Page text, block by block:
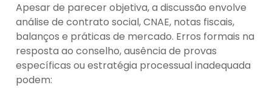
Apesar de parecer objetiva, a discussão envolve
análise de contrato social, CNAE, notas fiscais,
balanços e práticas de mercado. Erros formais na
resposta ao conselho, ausência de provas
específicas ou estratégia processual inadequada
podem: